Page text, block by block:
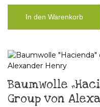
In den Warenkorb
Baumwolle
Group von